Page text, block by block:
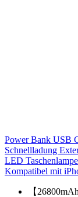
Power Bank USB
Schnellladung
LED
Kompatibel mit
【